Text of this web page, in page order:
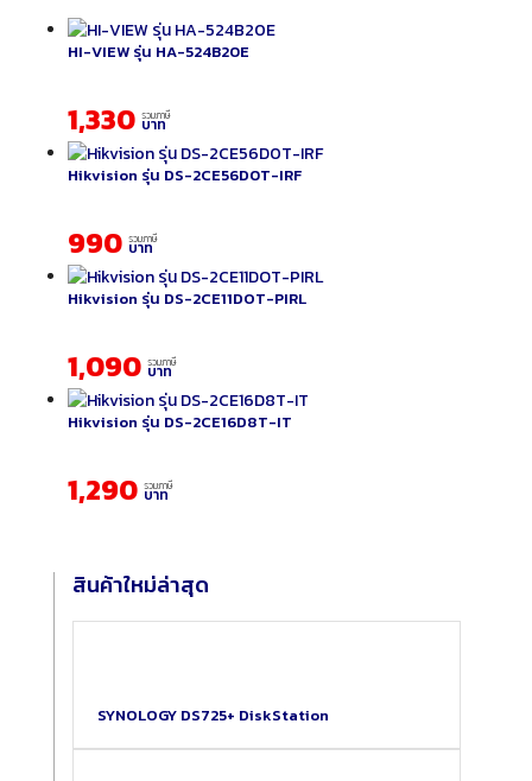
HI-VIEW รุ่น HA-524B20E
1,330 รวมภาษี
บาท
Hikvision รุ่น DS-2CE56D0T-IRF
990 รวมภาษี
บาท
Hikvision รุ่น DS-2CE11DOT-PIRL
1,090 รวมภาษี
บาท
Hikvision รุ่น DS-2CE16D8T-IT
1,290 รวมภาษี
บาท
สินค้าใหม่ล่าสุด
SYNOLOGY DS725+ DiskStation